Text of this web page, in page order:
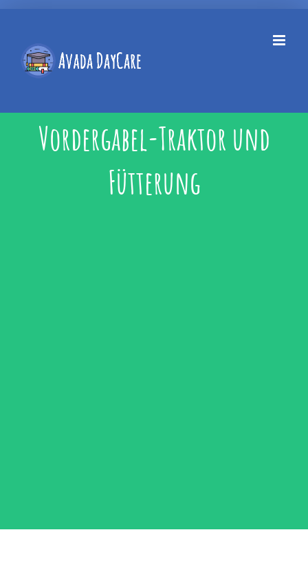
content
Vordergabel-Traktor und
Fütterung